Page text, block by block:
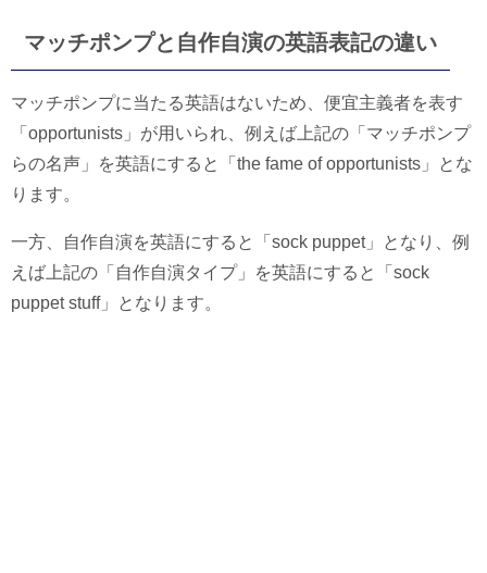
マッチポンプと自作自演の英語表記の違い
マッチポンプに当たる英語はないため、便宜主義者を表す
「opportunists」が用いられ、例えば上記の「マッチポンプ
らの名声」を英語にすると「the fame of opportunists」とな
ります。
一方、自作自演を英語にすると「sock puppet」となり、例
えば上記の「自作自演タイプ」を英語にすると「sock
puppet stuff」となります。